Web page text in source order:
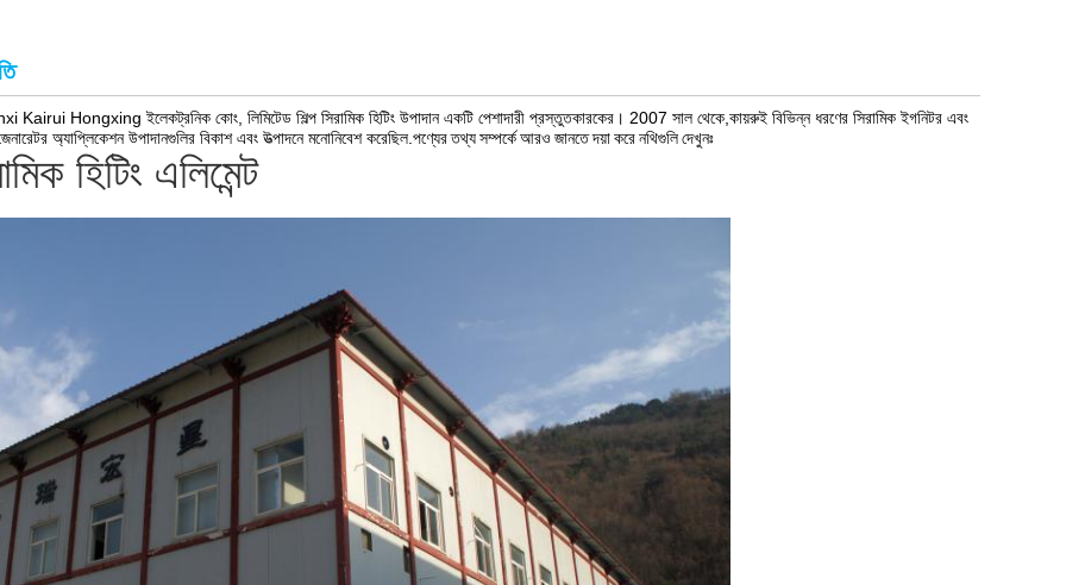
Kairui Hongxing ইলেকট্রনিক কোং, লিমিটেড শিল্প সিরামিক হিটিং উপাদান একটি পেশাদারী প্রস্তুতকারকের। 2007 সাল থেকে,কায়রুই বিভিন্ন ধরণের সিরামিক ইগনিটর এবং
অ্যাপ্লিকেশন উপাদানগুলির বিকাশ এবং উত্পাদনে মনোনিবেশ করেছিল. পণ্যের তথ্য সম্পর্কে আরও জানতে দয়া করে নথিগুলি দেখুনঃ
হিটিং এলিমেন্ট